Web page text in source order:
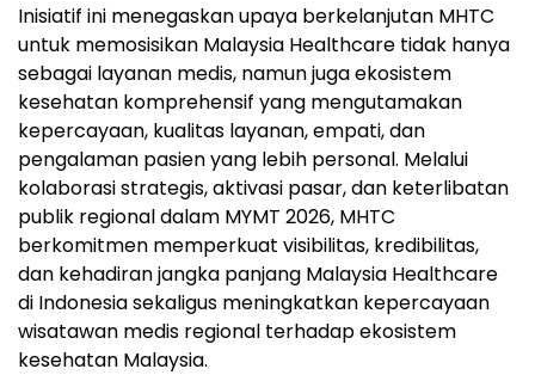
Inisiatif ini menegaskan upaya berkelanjutan MHTC
untuk memosisikan Malaysia Healthcare tidak hanya
sebagai layanan medis, namun juga ekosistem
kesehatan komprehensif yang mengutamakan
kepercayaan, kualitas layanan, empati, dan
pengalaman pasien yang lebih personal. Melalui
kolaborasi strategis, aktivasi pasar, dan keterlibatan
publik regional dalam MYMT 2026, MHTC
berkomitmen memperkuat visibilitas, kredibilitas,
dan kehadiran jangka panjang Malaysia Healthcare
di Indonesia sekaligus meningkatkan kepercayaan
wisatawan medis regional terhadap ekosistem
kesehatan Malaysia.